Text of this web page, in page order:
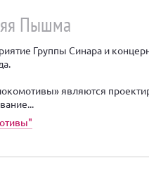
Пышма
Группы Синара и
являются